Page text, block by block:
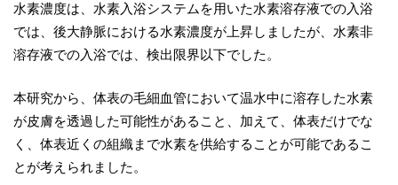
水素濃度は、水素入浴システムを用いた水素溶存液での入浴
では、後大静脈における水素濃度が上昇しましたが、水素非
溶存液での入浴では、検出限界以下でした。
本研究から、体表の毛細血管において温水中に溶存した水素
が皮膚を透過した可能性があること、加えて、体表だけでな
く、体表近くの組織まで水素を供給することが可能であるこ
とが考えられました。